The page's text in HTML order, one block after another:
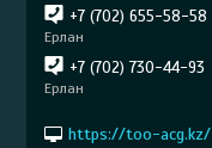
+7 (702) 655-58-58
Ерлан
+7 (702) 730-44-93
Ерлан
https://too-acg.kz/